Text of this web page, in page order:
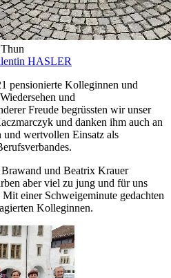
HASLER
pensionierte Kolleginnen und
und
Freude begrüssten wir unser
und danken ihm auch an
und wertvollen Einsatz als
Brawand und Beatrix Krauer
aber viel zu jung und für uns
einer Schweigeminute gedachten
Kolleginnen.